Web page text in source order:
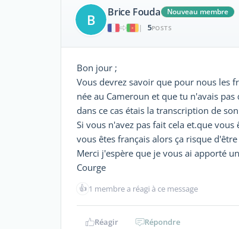
B Brice Fouda
Nouveau membre
|
5POSTS
Bon jour ;
Vous devrez savoir que pour nous les
née au Cameroun et que tu n'avais
dans ce cas étais la transcription de
Si vous n'avez pas fait cela et.que
vous êtes français alors ça risque
Merci j'espère que je vous ai apporté
Courge
👍 1 membre a réagi à ce message
Réagir Répondre